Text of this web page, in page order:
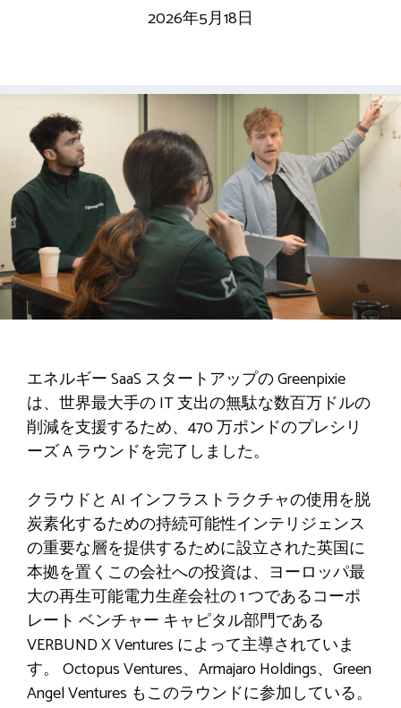
2026年5月18日
エネルギー SaaS スタートアップの Greenpixie
は、世界最大手の IT 支出の無駄な数百万ドルの
削減を支援するため、470 万ポンドのプレシリ
ーズ A ラウンドを完了しました。
クラウドと AI インフラストラクチャの使用を脱
炭素化するための持続可能性インテリジェンス
の重要な層を提供するために設立された英国に
本拠を置くこの会社への投資は、ヨーロッパ最
大の再生可能電力生産会社の 1 つであるコーポ
レート ベンチャー キャピタル部門である
VERBUND X Ventures によって主導されていま
す。 Octopus Ventures、Armajaro Holdings、Green
Angel Ventures もこのラウンドに参加している。